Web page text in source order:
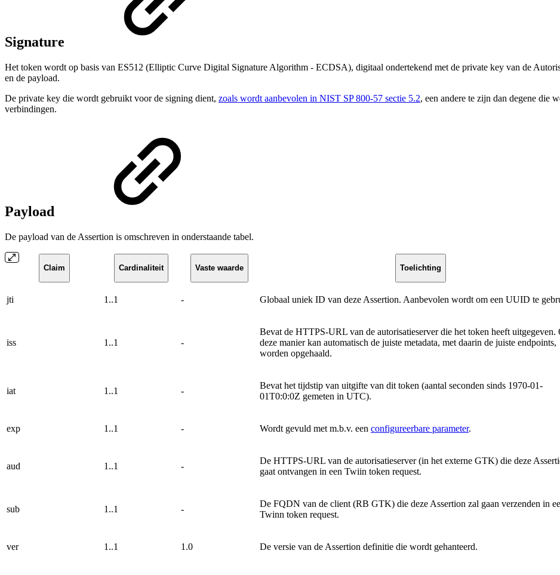
Signature
Het token wordt op basis van ES512 (Elliptic Curve Digital Signature Algorithm - ECDSA), digitaal ondertekend met de private key van de
en de payload.
De private key die wordt gebruikt voor de signing dient, zoals wordt aanbevolen in NIST SP 800-57 sectie 5.2, een andere te zijn dan degene die
verbindingen.
Payload
De payload van de Assertion is omschreven in onderstaande tabel.
Claim Cardinaliteit Vaste waarde Toelichting
jti 1..1 - Globaal uniek ID van deze Assertion. Aanbevolen wordt om een UUID te
iss 1..1 -
Bevat de HTTPS-URL van de autorisatieserver die het token heeft uitgegeven.
deze manier kan automatisch de juiste metadata, met daarin de juiste endpoints,
worden opgehaald.
iat 1..1 -
Bevat het tijdstip van uitgifte van dit token (aantal seconden sinds 1970-01-
01T0:0:0Z gemeten in UTC).
exp 1..1 - Wordt gevuld met m.b.v. een configureerbare parameter.
aud 1..1 -
De HTTPS-URL van de autorisatieserver (in het externe GTK) die deze
gaat ontvangen in een Twiin token request.
sub 1..1 -
De FQDN van de client (RB GTK) die deze Assertion zal gaan verzenden in
Twinn token request.
ver 1..1 1.0 De versie van de Assertion definitie die wordt gehanteerd.